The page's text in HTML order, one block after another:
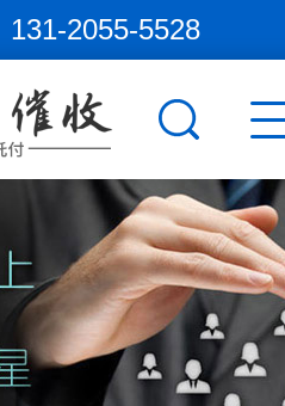
131-2055-5528